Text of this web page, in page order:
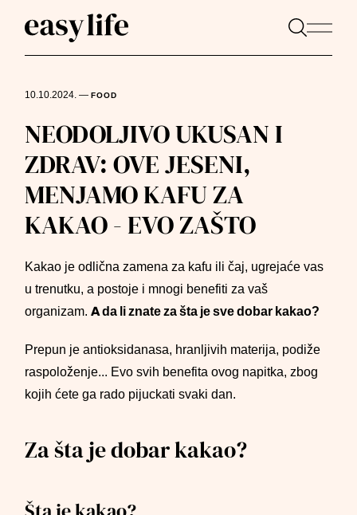
10.10.2024.—FOOD
NEODOLJIVO UKUSAN I
ZDRAV: OVE JESENI,
MENJAMO KAFU ZA
KAKAO - EVO ZAŠTO
Kakao je odlična zamena za kafu ili čaj, ugrejaće vas
u trenutku, a postoje i mnogi benefiti za vaš
organizam.A da li znate za šta je sve dobar kakao?
Prepun je antioksidanasa, hranljivih materija, podiže
raspoloženje... Evo svih benefita ovog napitka, zbog
kojih ćete ga rado pijuckati svaki dan.
Za šta je dobar kakao?